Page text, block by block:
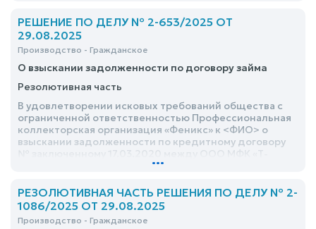
РЕШЕНИЕ ПО ДЕЛУ № 2-653/2025 ОТ
29.08.2025
Производство - Гражданское
О взыскании задолженности по договору займа
Резолютивная часть
В удовлетворении исковых требований общества с
ограниченной ответственностью Профессиональная
коллекторская организация «Феникс» к <ФИО> о
взыскании задолженности по кредитному договору
№ заключенному 17.03.2020 между ООО МФК «Т-
Финанс» и <ФИО> в размере 131 890,28 руб., расходов
руб. отказать
...
РЕЗОЛЮТИВНАЯ ЧАСТЬ РЕШЕНИЯ ПО ДЕЛУ № 2-
1086/2025 ОТ 29.08.2025
Производство - Гражданское